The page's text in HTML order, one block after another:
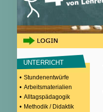
UNTERRICHT
• Stundenentwürfe
• Arbeitsmaterialien
• Alltagspädagogik
• Methodik / Didaktik